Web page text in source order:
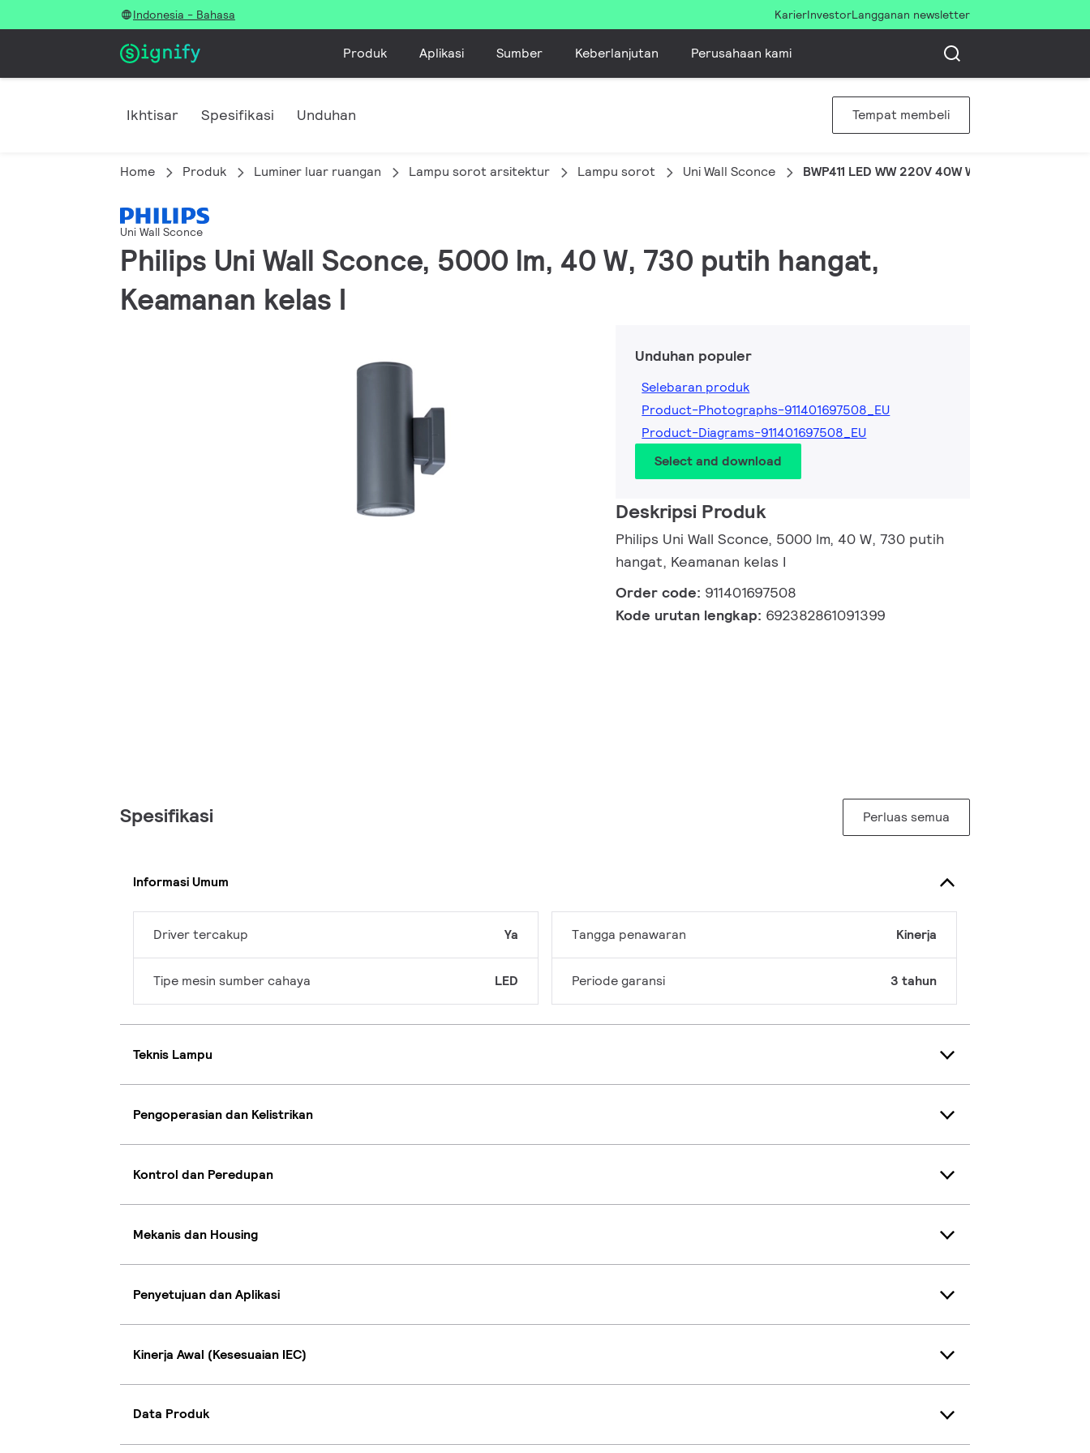
Indonesia - Bahasa KarierInvestorLangganan newsletter
Produk Aplikasi Sumber Keberlanjutan Perusahaan kami
Ikhtisar Spesifikasi Unduhan Tempat membeli
Home Produk Luminer luar ruangan Lampu sorot arsitektur Lampu sorot Uni Wall Sconce BWP411 LED WW 220V 40W WB PSU 7012
Uni Wall Sconce
Philips Uni Wall Sconce, 5000 lm, 40 W, 730 putih hangat,
Keamanan kelas I
Unduhan populer
Selebaran produk
Product-Photographs-911401697508_EU
Product-Diagrams-911401697508_EU
Select and download
Deskripsi Produk
Philips Uni Wall Sconce, 5000 lm, 40 W, 730 putih
hangat, Keamanan kelas I
Order code: 911401697508
Kode urutan lengkap: 692382861091399
Spesifikasi Perluas semua
Informasi Umum
Driver tercakup Ya
Tipe mesin sumber cahaya LED
Tangga penawaran Kinerja
Periode garansi 3 tahun
Teknis Lampu
Pengoperasian dan Kelistrikan
Kontrol dan Peredupan
Mekanis dan Housing
Penyetujuan dan Aplikasi
Kinerja Awal (Kesesuaian IEC)
Data Produk